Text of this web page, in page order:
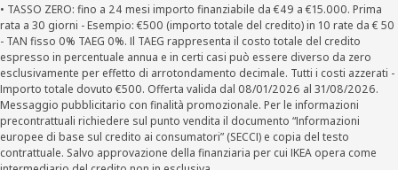
• TASSO ZERO: fino a 24 mesi importo finanziabile da €49 a €15.000. Prima
rata a 30 giorni - Esempio: €500 (importo totale del credito) in 10 rate da € 50
- TAN fisso 0% TAEG 0%. Il TAEG rappresenta il costo totale del credito
espresso in percentuale annua e in certi casi può essere diverso da zero
esclusivamente per effetto di arrotondamento decimale. Tutti i costi azzerati -
Importo totale dovuto €500. Offerta valida dal 08/01/2026 al 31/08/2026.
Messaggio pubblicitario con finalità promozionale. Per le informazioni
precontrattuali richiedere sul punto vendita il documento “Informazioni
europee di base sul credito ai consumatori” (SECCI) e copia del testo
contrattuale. Salvo approvazione della finanziaria per cui IKEA opera come